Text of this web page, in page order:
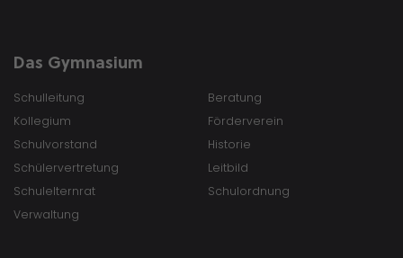
Das Gymnasium
Schulleitung
Kollegium
Schulvorstand
Schülervertretung
Schulelternrat
Verwaltung
Beratung
Förderverein
Historie
Leitbild
Schulordnung